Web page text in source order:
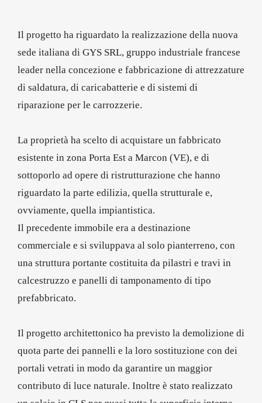
Il progetto ha riguardato la realizzazione della nuova
sede italiana di GYS SRL, gruppo industriale francese
leader nella concezione e fabbricazione di attrezzature
di saldatura, di caricabatterie e di sistemi di
riparazione per le carrozzerie.
La proprietà ha scelto di acquistare un fabbricato
esistente in zona Porta Est a Marcon (VE), e di
sottoporlo ad opere di ristrutturazione che hanno
riguardato la parte edilizia, quella strutturale e,
ovviamente, quella impiantistica.
Il precedente immobile era a destinazione
commerciale e si sviluppava al solo pianterreno, con
una struttura portante costituita da pilastri e travi in
calcestruzzo e panelli di tamponamento di tipo
prefabbricato.
Il progetto architettonico ha previsto la demolizione di
quota parte dei pannelli e la loro sostituzione con dei
portali vetrati in modo da garantire un maggior
contributo di luce naturale. Inoltre è stato realizzato